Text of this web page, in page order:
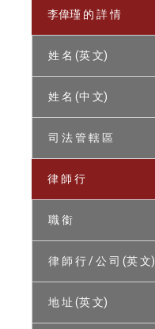
李偉瑾 的 詳 情
姓 名 (英 文)
姓 名 (中 文)
司 法 管 轄 區
律 師 行
職 銜
律 師 行 / 公 司 (英 文)
地 址 (英 文)